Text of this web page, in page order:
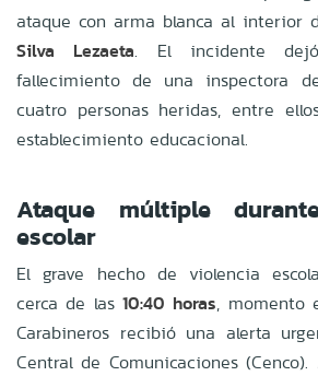
ataque con arma blanca al interior
Silva Lezaeta. El incidente
fallecimiento de una inspectora
cuatro personas heridas, entre
establecimiento educacional.
Ataque múltiple
escolar
El grave hecho de violencia
cerca de las 10:40 horas, momento
Carabineros recibió una alerta
Central de Comunicaciones